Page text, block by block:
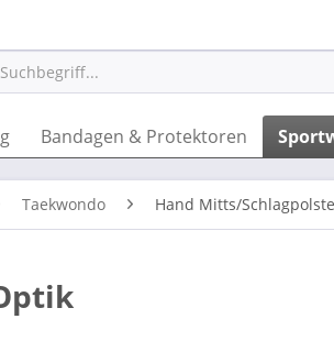
Bandagen & Protektoren
Taekwondo Hand Mitts/